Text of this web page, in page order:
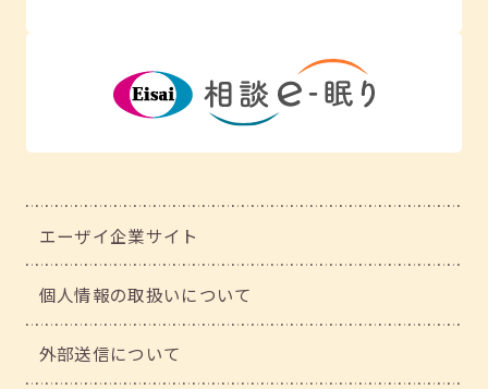
エーザイ企業サイト
個人情報の取扱いについて
外部送信について